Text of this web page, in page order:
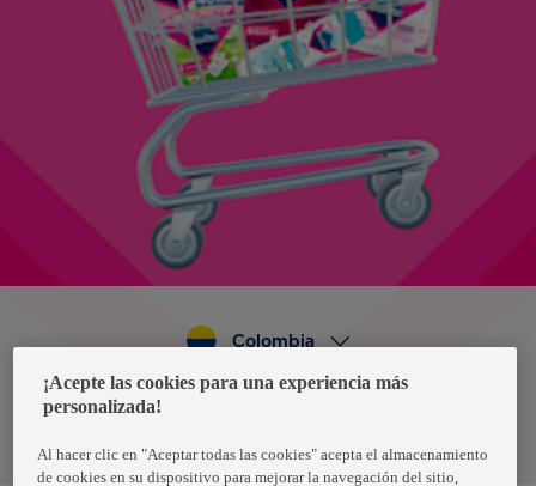
Política de privacidad de datos
Colombia
¡Acepte las cookies para una experiencia más
personalizada!
Al hacer clic en "Aceptar todas las cookies" acepta el almacenamiento
de cookies en su dispositivo para mejorar la navegación del sitio,